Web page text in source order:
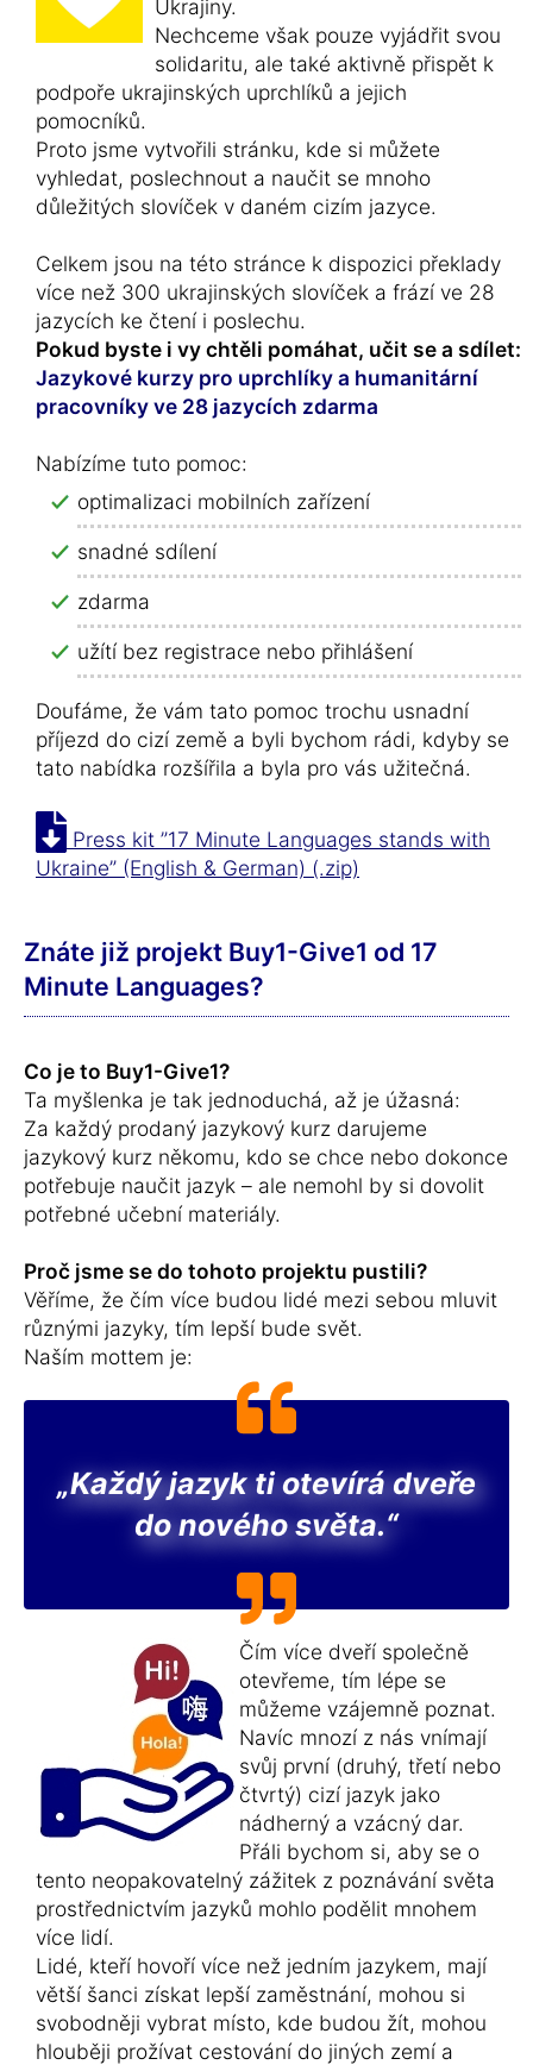
Ukrajiny.
Nechceme však pouze vyjádřit svou
solidaritu, ale také aktivně přispět k
podpoře ukrajinských uprchlíků a jejich
pomocníků.
Proto jsme vytvořili stránku, kde si můžete
vyhledat, poslechnout a naučit se mnoho
důležitých slovíček v daném cizím jazyce.
Celkem jsou na této stránce k dispozici překlady
více než 300 ukrajinských slovíček a frází ve 28
jazycích ke čtení i poslechu.
Pokud byste i vy chtěli pomáhat, učit se a sdílet:
Jazykové kurzy pro uprchlíky a humanitární
pracovníky ve 28 jazycích zdarma
Nabízíme tuto pomoc:
optimalizaci mobilních zařízení
snadné sdílení
zdarma
užítí bez registrace nebo přihlášení
Doufáme, že vám tato pomoc trochu usnadní
příjezd do cizí země a byli bychom rádi, kdyby se
tato nabídka rozšířila a byla pro vás užitečná.
Press kit ”17 Minute Languages stands with
Ukraine” (English & German) (.zip)
Znáte již projekt Buy1-Give1 od 17
Minute Languages?
Co je to Buy1-Give1?
Ta myšlenka je tak jednoduchá, až je úžasná:
Za každý prodaný jazykový kurz darujeme
jazykový kurz někomu, kdo se chce nebo dokonce
potřebuje naučit jazyk – ale nemohl by si dovolit
potřebné učební materiály.
Proč jsme se do tohoto projektu pustili?
Věříme, že čím více budou lidé mezi sebou mluvit
různými jazyky, tím lepší bude svět.
Naším mottem je:
„Každý jazyk ti otevírá dveře
do nového světa.“
Čím více dveří společně
otevřeme, tím lépe se
můžeme vzájemně poznat.
Navíc mnozí z nás vnímají
svůj první (druhý, třetí nebo
čtvrtý) cizí jazyk jako
nádherný a vzácný dar.
Přáli bychom si, aby se o
tento neopakovatelný zážitek z poznávání světa
prostřednictvím jazyků mohlo podělit mnohem
více lidí.
Lidé, kteří hovoří více než jedním jazykem, mají
větší šanci získat lepší zaměstnání, mohou si
svobodněji vybrat místo, kde budou žít, mohou
hlouběji prožívat cestování do jiných zemí a